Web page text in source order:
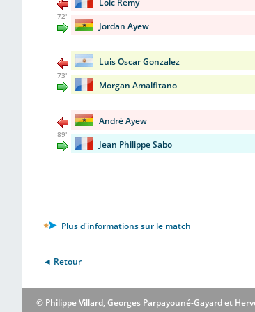
Loic Remy
72'
Jordan Ayew
Luis Oscar Gonzalez
73'
Morgan Amalfitano
André Ayew
89'
Jean Philippe Sabo
Plus d'informations sur le match
◄ Retour
© Philippe Villard, Georges Parpayouné-Gayard et